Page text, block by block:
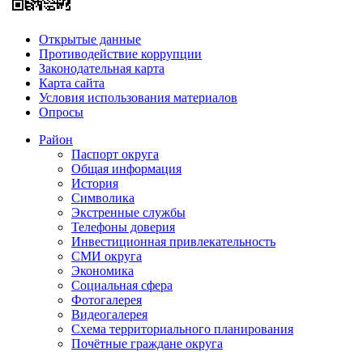
Открытые данные
Противодействие коррупции
Законодательная карта
Карта сайта
Условия использования материалов
Опросы
Район
Паспорт округа
Общая информация
История
Символика
Экстренные службы
Телефоны доверия
Инвестиционная привлекательность
СМИ округа
Экономика
Социальная сфера
Фотогалерея
Видеогалерея
Схема территориального планирования
Почётные граждане округа